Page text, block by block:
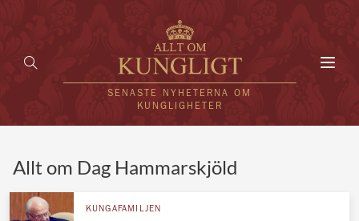
SENASTE NYHETERNA OM
KUNGLIGHETER
Allt om Dag Hammarskjöld
KUNGAFAMILJEN